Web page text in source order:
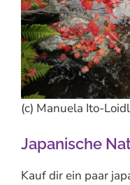
(c) Manuela Ito-Loidl
Japanische
Kauf dir ein paar